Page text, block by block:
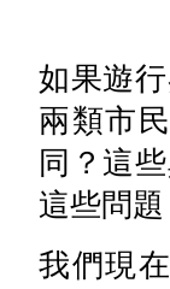
如果遊
兩類市
同？這
這些問
我們現